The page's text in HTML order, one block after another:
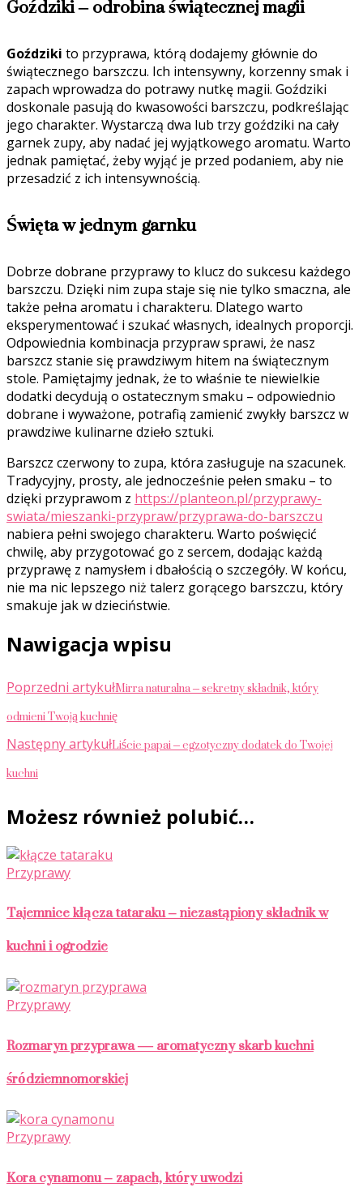
Goździki to przyprawa, którą dodajemy głównie do
świątecznego barszczu. Ich intensywny, korzenny smak i
zapach wprowadza do potrawy nutkę magii. Goździki
doskonale pasują do kwasowości barszczu, podkreślając
jego charakter. Wystarczą dwa lub trzy goździki na cały
garnek zupy, aby nadać jej wyjątkowego aromatu. Warto
jednak pamiętać, żeby wyjąć je przed podaniem, aby nie
przesadzić z ich intensywnością.
Święta w jednym garnku
Dobrze dobrane przyprawy to klucz do sukcesu każdego
barszczu. Dzięki nim zupa staje się nie tylko smaczna, ale
także pełna aromatu i charakteru. Dlatego warto
eksperymentować i szukać własnych, idealnych proporcji.
Odpowiednia kombinacja przypraw sprawi, że nasz
barszcz stanie się prawdziwym hitem na świątecznym
stole. Pamiętajmy jednak, że to właśnie te niewielkie
dodatki decydują o ostatecznym smaku – odpowiednio
dobrane i wyważone, potrafią zamienić zwykły barszcz w
prawdziwe kulinarne dzieło sztuki.
Barszcz czerwony to zupa, która zasługuje na szacunek.
Tradycyjny, prosty, ale jednocześnie pełen smaku – to
dzięki przyprawom z https://planteon.pl/przyprawy-
swiata/mieszanki-przypraw/przyprawa-do-barszczu
nabiera pełni swojego charakteru. Warto poświęcić
chwilę, aby przygotować go z sercem, dodając każdą
przyprawę z namysłem i dbałością o szczegóły. W końcu,
nie ma nic lepszego niż talerz gorącego barszczu, który
smakuje jak w dzieciństwie.
Nawigacja wpisu
Poprzedni artykułMirra naturalna – sekretny składnik, który
odmieni Twoją kuchnię
Następny artykułLiście papai – egzotyczny dodatek do Twojej
kuchni
Możesz również polubić…
Przyprawy
Tajemnice kłącza tataraku – niezastąpiony składnik w
kuchni i ogrodzie
Przyprawy
Rozmaryn przyprawa — aromatyczny skarb kuchni
śródziemnomorskiej
Przyprawy
Kora cynamonu – zapach, który uwodzi